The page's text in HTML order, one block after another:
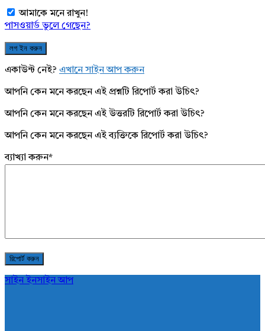
আমাকে মনে রাখুন!
পাসওয়ার্ড ভুলে গেছেন?
একাউন্ট নেই? এখানে সাইন আপ করুন
আপনি কেন মনে করছেন এই প্রশ্নটি রিপোর্ট করা উচিৎ?
আপনি কেন মনে করছেন এই উত্তরটি রিপোর্ট করা উচিৎ?
আপনি কেন মনে করছেন এই ব্যক্তিকে রিপোর্ট করা উচিৎ?
ব্যাখ্যা করুন*
সাইন ইনসাইন আপ